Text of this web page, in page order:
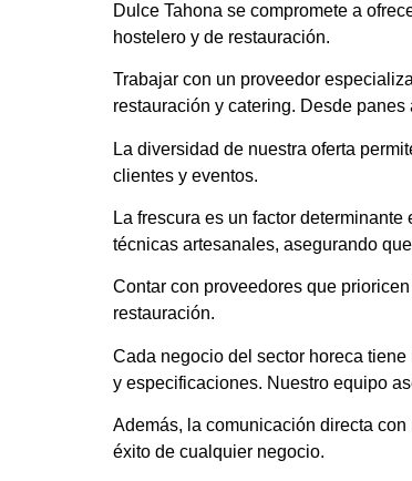
Dulce Tahona se compromete a
hostelero y de restauración.
Trabajar con un proveedor
restauración y catering. Desde
La diversidad de nuestra oferta
clientes y eventos.
La frescura es un factor
técnicas artesanales, asegurando
Contar con proveedores que
restauración.
Cada negocio del sector horeca
y especificaciones. Nuestro equipo
Además, la comunicación directa
éxito de cualquier negocio.